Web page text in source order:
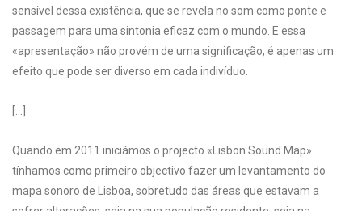
sensível dessa existência, que se revela no som como ponte e
passagem para uma sintonia eficaz com o mundo. E essa
«apresentação» não provém de uma significação, é apenas um
efeito que pode ser diverso em cada indivíduo.
Quando em 2011 iniciámos o projecto «Lisbon Sound Map»
tínhamos como primeiro objectivo fazer um levantamento do
mapa sonoro de Lisboa, sobretudo das áreas que estavam a